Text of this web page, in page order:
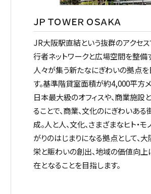
ＪＰ ＴＯＷＥＲ ＯＳＡＫＡ
JR大阪駅直結という抜群のアクセス
行者ネットワークと広場空間を整備
人々が集う新たなにぎわいの拠点を
す。基準階貸室面積が約4,000平方
日本最大級のオフィスや、商業施設
ることで、商業、文化のにぎわいあ
成。人と人、文化、さまざまなヒト・モ
がりのはじまりになる拠点として、
栄と賑わいの創出、地域の価値向
在となることを目指します。